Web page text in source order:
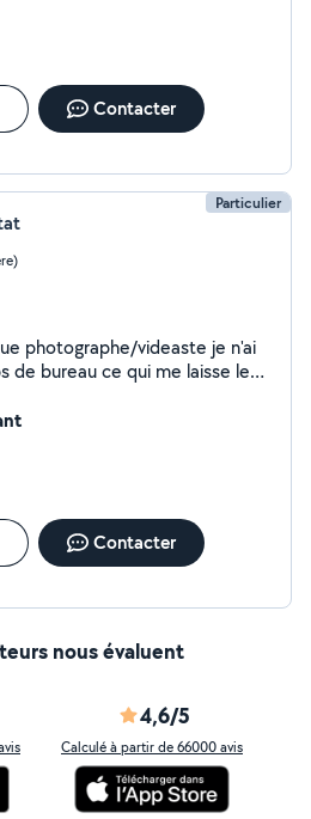
Contacter
Particulier
photographe/videaste je n'ai
de bureau ce qui me laisse le
aide manuel, dépannage
Contacter
nous évaluent
4,6/5
Calculé à partir de 66000 avis